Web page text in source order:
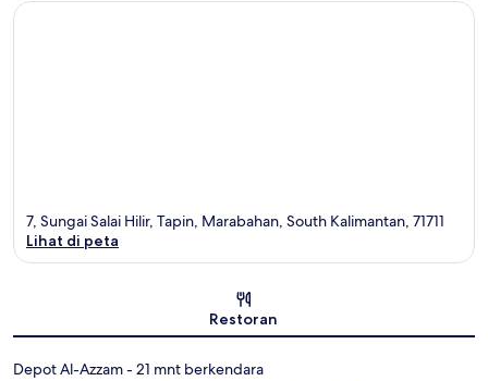
Peta
7, Sungai Salai Hilir, Tapin, Marabahan, South Kalimantan, 71711
Lihat di peta
Restoran
‪Depot Al-Azzam - ‬21 mnt berkendara